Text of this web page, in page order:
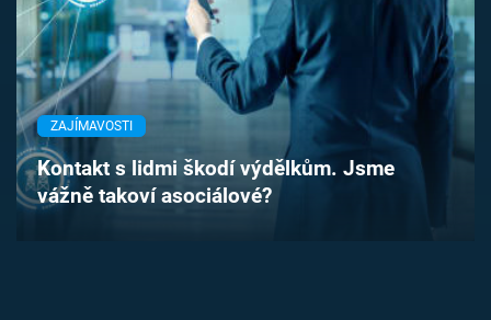
Pořady
TV Program
Časopis
Sledujte prima+
ZAJÍMAVOSTI
Kontakt s lidmi škodí výdělkům. Jsme
vážně takoví asociálové?